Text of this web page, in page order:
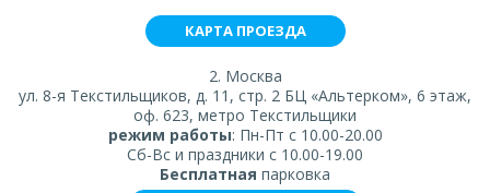
КАРТА ПРОЕЗДА
2. Москва
ул. 8-я Текстильщиков, д. 11, стр. 2 БЦ «Альтерком», 6 этаж,
оф. 623, метро Текстильщики
режим работы: Пн-Пт с 10.00-20.00
Сб-Вс и праздники с 10.00-19.00
Бесплатная парковка